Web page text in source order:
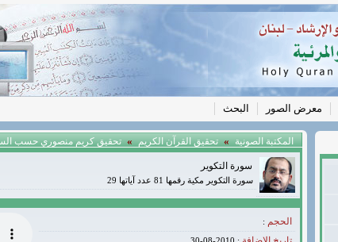
معرض الصور البحث
المكتبة الصونية » تحقيق القرآن الكريم » تحقيق كريم منصوري حسب
سورة التكوير
سورة التكوير مكية رقمها 81 عدد آياتها 29
الحجم :